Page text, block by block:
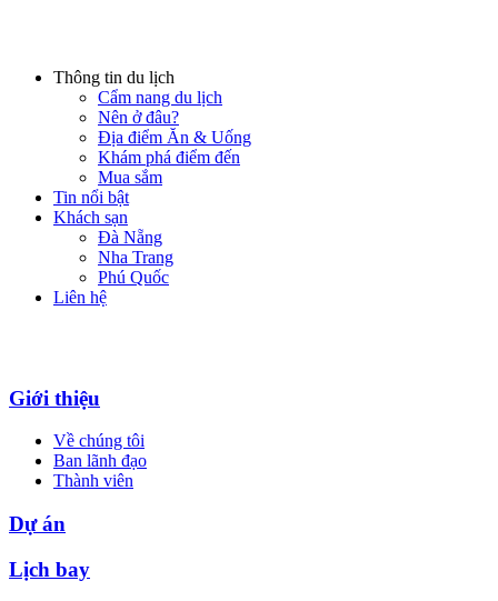
Thông tin du lịch
Cẩm nang du lịch
Nên ở đâu?
Địa điểm Ăn & Uống
Khám phá điểm đến
Mua sắm
Tin nổi bật
Khách sạn
Đà Nẵng
Nha Trang
Phú Quốc
Liên hệ
Giới thiệu
Về chúng tôi
Ban lãnh đạo
Thành viên
Dự án
Lịch bay